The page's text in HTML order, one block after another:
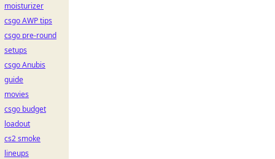
moisturizer
csgo AWP tips
csgo pre-round
setups
csgo Anubis
guide
movies
csgo budget
loadout
cs2 smoke
lineups